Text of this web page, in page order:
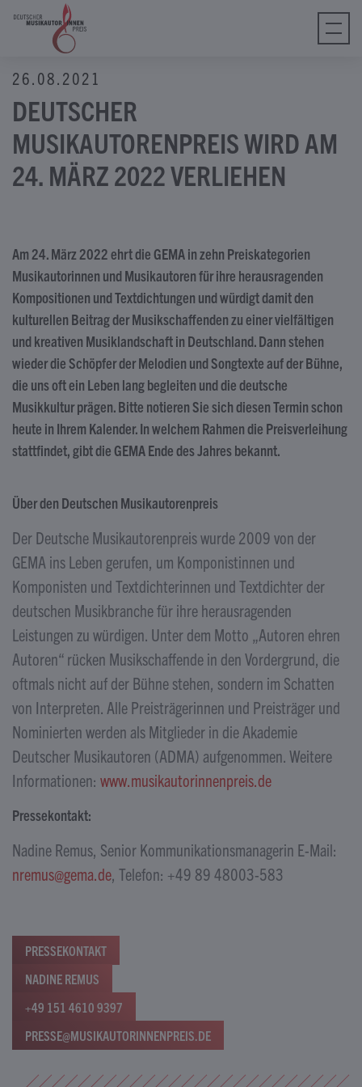
26.08.2021
DEUTSCHER
MUSIKAUTORENPREIS WIRD AM
24. MÄRZ 2022 VERLIEHEN
Am 24. März 2022 ehrt die GEMA in zehn Preiskategorien
Musikautorinnen und Musikautoren für ihre herausragenden
Kompositionen und Textdichtungen und würdigt damit den
kulturellen Beitrag der Musikschaffenden zu einer vielfältigen
und kreativen Musiklandschaft in Deutschland. Dann stehen
wieder die Schöpfer der Melodien und Songtexte auf der Bühne,
die uns oft ein Leben lang begleiten und die deutsche
Musikkultur prägen. Bitte notieren Sie sich diesen Termin schon
heute in Ihrem Kalender. In welchem Rahmen die Preisverleihung
stattfindet, gibt die GEMA Ende des Jahres bekannt.
Über den Deutschen Musikautorenpreis
Der Deutsche Musikautorenpreis wurde 2009 von der
GEMA ins Leben gerufen, um Komponistinnen und
Komponisten und Textdichterinnen und Textdichter der
deutschen Musikbranche für ihre herausragenden
Leistungen zu würdigen. Unter dem Motto „Autoren ehren
Autoren“ rücken Musikschaffende in den Vordergrund, die
oftmals nicht auf der Bühne stehen, sondern im Schatten
von Interpreten. Alle Preisträgerinnen und Preisträger und
Nominierten werden als Mitglieder in die Akademie
Deutscher Musikautoren (ADMA) aufgenommen. Weitere
Informationen: www.musikautorinnenpreis.de
Pressekontakt:
Nadine Remus, Senior Kommunikationsmanagerin E-Mail:
nremus@gema.de, Telefon: +49 89 48003-583
PRESSEKONTAKT
NADINE REMUS
+49 151 4610 9397
PRESSE@MUSIKAUTORINNENPREIS.DE